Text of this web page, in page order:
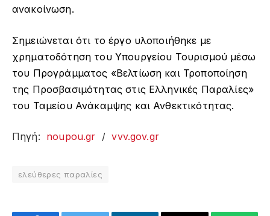
ανακοίνωση.
Σημειώνεται ότι το έργο υλοποιήθηκε με
χρηματοδότηση του Υπουργείου Τουρισμού μέσω
του Προγράμματος «Βελτίωση και Τροποποίηση
της Προσβασιμότητας στις Ελληνικές Παραλίες»
του Ταμείου Ανάκαμψης και Ανθεκτικότητας.
Πηγή: noupou.gr /vvv.gov.gr
ελεύθερες παραλίες